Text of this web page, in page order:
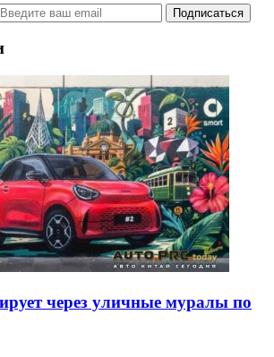
через уличные муралы по